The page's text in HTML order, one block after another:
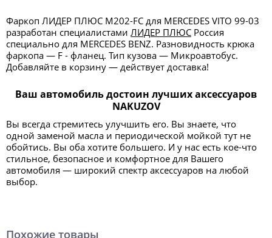
Фаркоп ЛИДЕР ПЛЮС M202-FC для MERCEDES VITO 99-03
разработан специалистами ЛИДЕР ПЛЮС Россия
специально для MERCEDES BENZ. Разновидность крюка
фаркопа — F - фланец. Тип кузова — Микроавтобус.
Добавляйте в корзину — действует доставка!
Ваш автомобиль достоин лучших аксессуаров
NAKUZOV
Вы всегда стремитесь улучшить его. Вы знаете, что
одной заменой масла и периодической мойкой тут не
обойтись. Вы оба хотите большего. И у нас есть кое-что
стильное, безопасное и комфортное для Вашего
автомобиля — широкий спектр аксессуаров на любой
выбор.
Похожие товары